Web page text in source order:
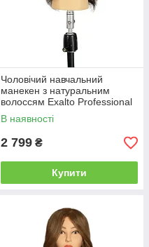
Чоловічий навчальний
манекен з натуральним
волоссям Exalto Professional
Ludo, 20 см, брюнет
(REF1040)
В наявності
2 799 ₴
Купити